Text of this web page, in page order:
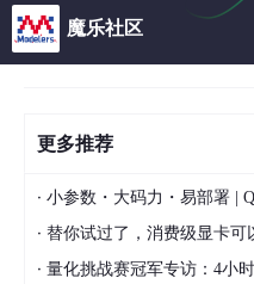
调整尺
其效果与
将lena图像按照逆时针旋转：
魔乐社区
更多推荐
· 小参数・大码力・易部署 | Qwen3.6-
· 替你试过了，消费级显卡可以跑的开源
· 量化挑战赛冠军专访：4小时